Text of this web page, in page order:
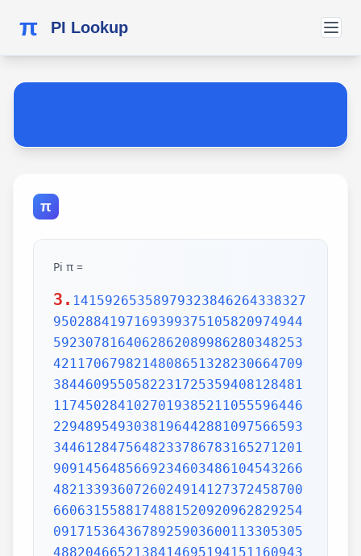
π PI Lookup
π
Pi π =
3. 1415926535897932384626433832795028841971693993751058209749445923078164062862089986280348253421170679821480865132823066470938446095505822317253594081284811174502841027019385211055596446229489549303819644288109756659334461284756482337867831652712019091456485669234603486104543266482133936072602491412737245870066063155881748815209209628292540917153643678925903600113305305488204665213841469519415116094330572703657595919530921861173819326117931051185480744623799627495673518857527248912279381830119491298336733624406566430860213949463952247371907021798609437027705392171762931767523846748184676694051320005681271452635608277857713427577896091736371787214684409012249534301465495853710507922796892589235420199561121290219608640344181598136297747713099605187072113499999983729780499510597317328160963185950244594553469083026425223082533446850352619311881710100031378387528865875332083814206171776691473035982534904287554687311595628638823537875937519577818577805321712268066130019278766111959092164201989380952572010654858632788659361533818279682303019520353018529689957736225994138912497217752834791315155748572424541506959508295331168617278558890750983817546374649393192550604009277016711390098488240128583616035637076601047101819429555961989467678374494482553797747268471040475346462080466842590694912933136770289891521047521620569660240580381501935112533824300355876402474964732639141992726042699227967823547816360093417216412199245863150302861829745557067498385054945885869269956909272107975093029553211653449872027559602364806654991198818347977535663698074265425278625518184175746728909777727938000816470600161452491921732172147723501414419735685481613611573525521334757418494684385233239073941433345477624168625189835694855620992192221842725502542568876717904946016534668049886272327917860857843838279679766814541009538837863609506800642251252051173929848960841284886269456042419652850222106611863067442786220391949450471237137869609563643719172874677646575739624138908658326459958133904780275900994657640789512694683983525957098258226205224894077267194782684826014769909026401363944374553050682034962524517493996514314298091906592509372216964615157098583874105978859597729754989301617539284681382686838689427741559918559252459539594310499725246808459872736446958486538367362226260991246080512438843904512441365497627807977156914359977001296160894416948685558484063534220722258284886481584560285060168427394522674676788952521385225499546667278239864565961163548862305774564980355936345681743241125150760694794510965960940252288797108931456691368672287489405601015033086179286809208747609178249385890097149096759852613655497818931297848216829989487226588048575640142704775551323796414515237462343645428584447952658678210511413547357395231134271661021359695362314429524849371871101457654035902799344037420073105785390621983874478084784896833214457138687519435064302184531910484810053706146806749192781911979399520614196634287544406437451237181921799983910159195618146751426912397489409071864942319615679452080951465502252316038819301420937621378559566389377870830390697920773467221825625996615014215030680384477345492026054146659252014974428507325186660021324340881907104863317346496514539057962685610055081066587969981635747363840525714591028970641401109712062804390397595156771577004203378699360072305587631763594218731251471205329281918261861258673215791984148488291644706095752706957220917567116722910981690915280173506712748583222871835209353965725121083579151369882091444210067510334671103141267111369908658516398315019701651511685171437657618351556508849099898599823873455283316355076479185358932261854896321329330898570642046752590709154814165498594616371802709819943099244889575712828905923233260972997120844335732654893823911932597463667305836041428138830320382490375898524374417029132765618093773444030707469211201913020330380197621101100449293215160842444859637669838952286847831235526582131449576857262433441893039686426243410773226978028073189154411010446823252716201052652272111660396665573092547110557853763466820653109896526918620564769312570586356620185581007293606598764861179104533488503461136576867532494416680396265797877185560845529654126654085306143444318586769751456614068007002378776591344017127494704205622305389945613140711270004078547332699390814546646458807972708266830634328587856983052358089330657574067954571637752542021149557615814002501262285941302164715509792592309907965473761255176567513575178296664547791745011299614890304639947132962107340437518957359614589019389713111790429782856475032031986915140287080859904801094121472213179476477726224142548545403321571853061422881375850430633217518297986622371721591607716692547487389866549494501146540628433663937900397692656721463853067360965712091807638327166416274888800786925602902284721040317211860820419000422966171196377921337575114959501566049631862947265473642523081770367515906735023507283540567040386743513622224771589150495309844489333096340878076932599397805419341447377441842631298608099888687413260472156951623965864573021631598193195167353812974167729478672422924654366800980676928238280689964004824354037014163149658979409243237896907069779422362508221688957383798623001593776471651228935786015881617557829735233446042815126272037343146531977774160319906655418763979293344195215413418994854447345673831624993419131814809277771038638773431772075456545322077709212019051660962804909263601975988281613323166636528619326686336062735676303544776280350450777235547105859548702790814356240145171806246436267945612753181340783303362542327839449753824372058353114771199260638133467768796959703098339130771098704085913374641442822772634659470474587847787201927715280731767907707157213444730605700733492436931138350493163128404251219256517980694113528013147013047816437885185290928545201165839341965621349143415956258658655705526904965209858033850722426482939728584783163057777560688876446248246857926039535277348030480290058760758251047470916439613626760449256274204208320856611906254543372131535958450687724602901618766795240616342522577195429162991930645537799140373404328752628889639958794757291746426357455254079091451357111369410911939325191076020825202618798531887705842972591677813149699009019211697173727847684726860849003377024242916513005005168323364350389517029893922334517220138128069650117844087451960121228599371623130171144484640903890644954440061986907548516026327505298349187407866808818338510228334508504860825039302133219715518430635455007668282949304137765527939751754613953984683393638304746119966538581538420568533862186725233402830871123282789212507712629463229563989898935821167456270102183564622013496715188190973038119800497340723961036854066431939509790190699639552453005450580685501956730229219139339185680344903982059551002263535361920419947455385938102343955449597783779023742161727111723643435439478221818528624085140066604433258885698670543154706965747458550332323342107301545940516553790686627333799585115625784322988273723198987571415957811196358330059408730681216028764962867446047746491599505497374256269010490377819868359381465741268049256487985561453723478673303904688383436346553794986419270563872931748723320837601123029911367938627089438799362016295154133714248928307220126901475466847653576164773794675200490757155527819653621323926406160136358155907422020203187277605277219005561484255518792530343513984425322341576233610642506390497500865627109535919465897514131034822769306247435363256916078154781811528436679570611086153315044521274739245449454236828860613408414863776700961207151249140430272538607648236341433462351897576645216413767969031495019108575984423919862916421939949072362346468441173940326591840443780513338945257423995082965912285085558215725031071257012668302402929525220118726767562204154205161841634847565169998116141010029960783869092916030288400269104140792886215078424516709087000699282120660418371806535567252532567532861291042487761825829765157959847035622262934860034158722980534989650226291748788202734209222245339856264766914905562842503912757710284027998066365825488926488025456610172967026640765590429099456815065265305371829412703369313785178609040708667114965583434347693385781711386455873678123014587687126603489139095620099393610310291616152881384379099042317473363948045759314931405297634757481193567091101377517210080315590248530906692037671922033229094334676851422144773793937517034436619910403375111735471918550464490263655128162288244625759163330391072253837421821408835086573917715096828874782656995995744906617583441375223970968340800535598491754173818839994469748676265516582765848358845314277568790029095170283529716344562129640435231176006651012412006597558512761785838292041974844236080071930457618932349229279650198751872127267507981255470958904556357921221033346697499235630254947802490114195212382815309114079073860251522742995818072471625916685451333123948049470791191532673430282441860414263639548000448002670496248201792896476697583183271314251702969234889627668440323260927524960357996469256504936818360900323809293459588970695365349406034021665443755890045632882250545255640564482465151875471196218443965825337543885690941130315095261793780029741207665147939425902989695946995565761218656196733786236256125216320862869222103274889218654364802296780705765615144632046927906821207388377814233562823608963208068222468012248261177185896381409183903673672220888321513755600372798394004152970028783076670944474560134556417254370906979396122571429894671543578468788614445812314593571984922528471605049221242470141214780573455105008019086996033027634787081081754501193071412233908663938339529425786905076431006383519834389341596131854347546495569781038293097164651438407007073604112373599843452251610507027056235266012764848308407611830130527932054274628654036036745328651057065874882256981579367897669742205750596834408697350201410206723585020072452256326513410559240190274216248439140359989535394590944070469120914093870012645600162374288021092764579310657922955249887275846101264836999892256959688159205600101655256375678